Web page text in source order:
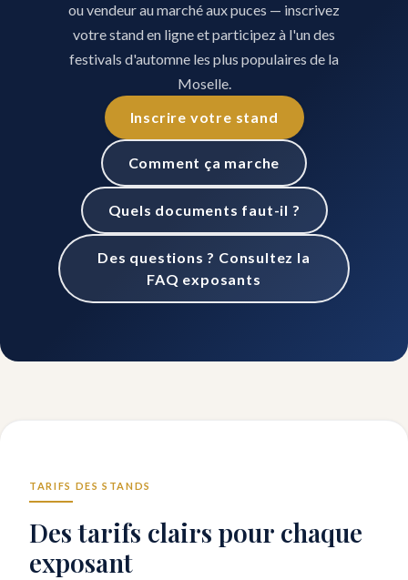
ou vendeur au marché aux puces — inscrivez
votre stand en ligne et participez à l'un des
festivals d'automne les plus populaires de la
Moselle.
Inscrire votre stand
Comment ça marche
Quels documents faut-il ?
Des questions ? Consultez la
FAQ exposants
TARIFS DES STANDS
Des tarifs clairs pour chaque
exposant